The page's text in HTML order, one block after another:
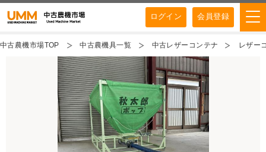
ログイン 会員登録
中古農機市場TOP 中古農機具一覧 中古レザーコンテナ レザー